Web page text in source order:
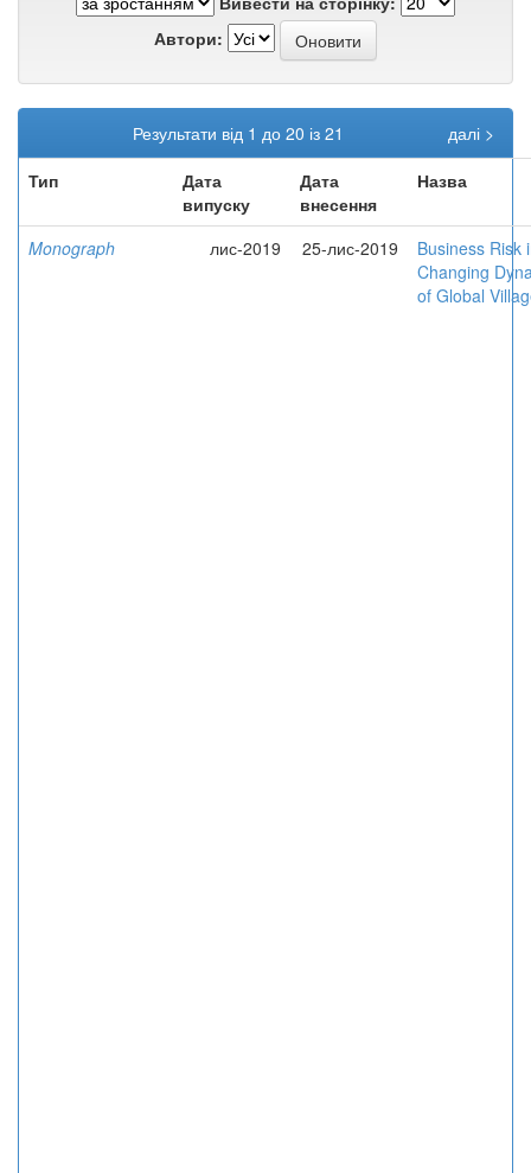
Автори:
Результати від 1 до 20 із 21
далі >
Тип
Дата
випуску
Дата
внесення
Назва
Monograph лис-2019 25-лис-2019
Business Risk
Changing
of Global